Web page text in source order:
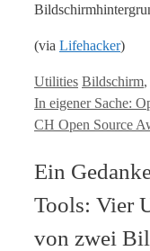
(via Lifehacker)
Kategorien
Utilities Tags
Bildschirm,
In eigener Sache:
CH Open Source
Ein
Tools: Vier
von zwei